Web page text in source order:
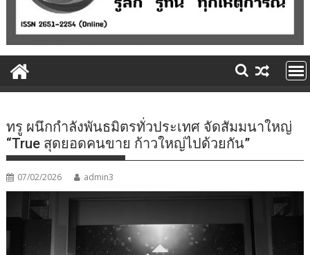
ทรู ผนึกกำลังพันธมิตรทั่วประเทศ จัดสัมมนาใหญ่
“True สุดยอดคนขาย ก้าวใหญ่ไปด้วยกัน”
07/02/2026 admin3